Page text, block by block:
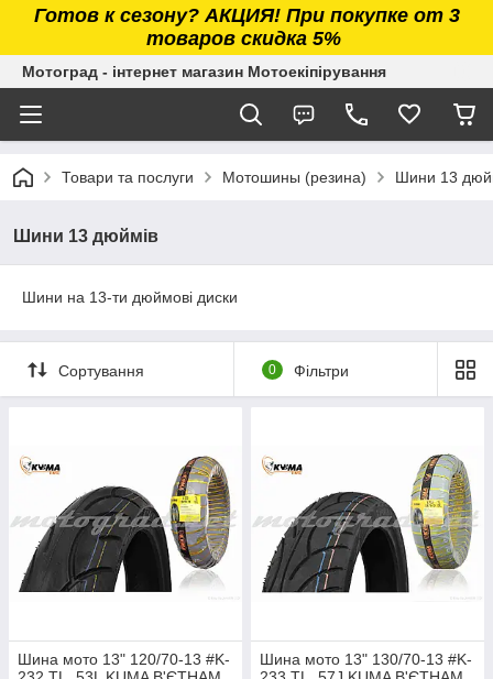
Готов к сезону? АКЦИЯ! При покупке от 3
товаров скидка 5%
Мотоград - інтернет магазин Мотоекіпірування
Товари та послуги Мотошины (резина) Шини 13
Шини 13 дюймів
Шини на 13-ти дюймові диски
Сортування 0 Фільтри
Шина мото 13" 120/70-13 #K-
Шина мото 13" 130/70-13 #K-